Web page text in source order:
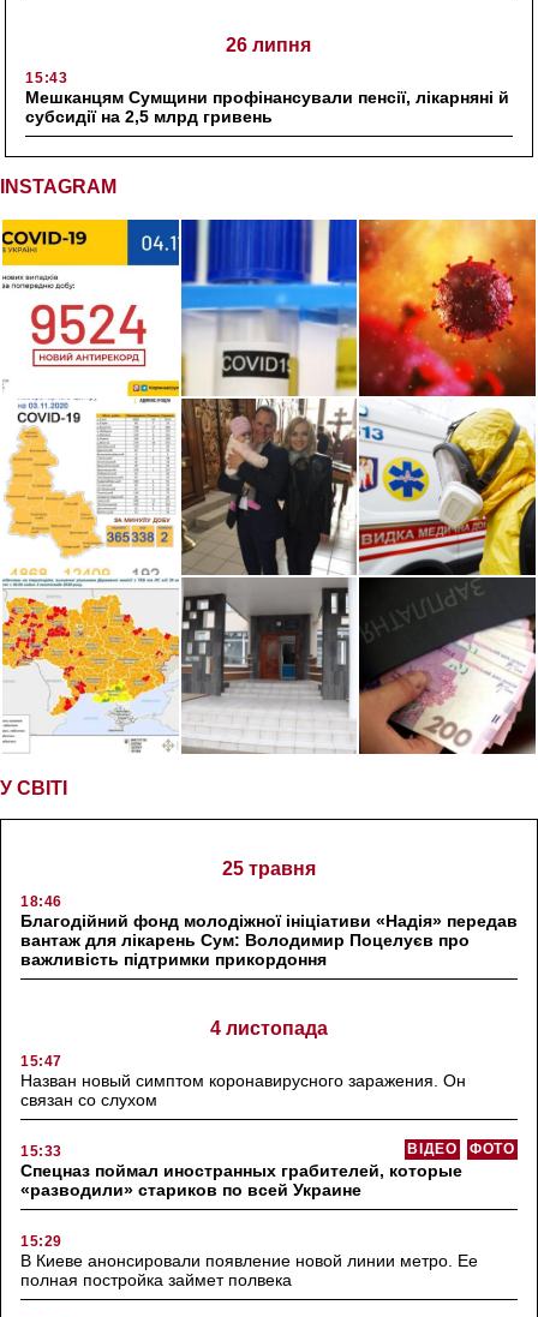
26 липня
15:43
Мешканцям Сумщини профінансували пенсії, лікарняні й
субсидії на 2,5 млрд гривень
INSTAGRAM
У СВІТІ
25 травня
18:46
Благодійний фонд молодіжної ініціативи «Надія» передав
вантаж для лікарень Сум: Володимир Поцелуєв про
важливість підтримки прикордоння
4 листопада
15:47
Назван новый симптом коронавирусного заражения. Он
связан со слухом
15:33 ФОТО
ВІДЕО
Спецназ поймал иностранных грабителей, которые
«разводили» стариков по всей Украине
15:29
В Киеве анонсировали появление новой линии метро. Ее
полная постройка займет полвека